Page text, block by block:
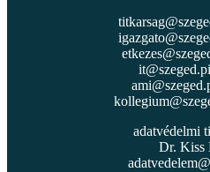
adatvédelmi
Dr. Kiss